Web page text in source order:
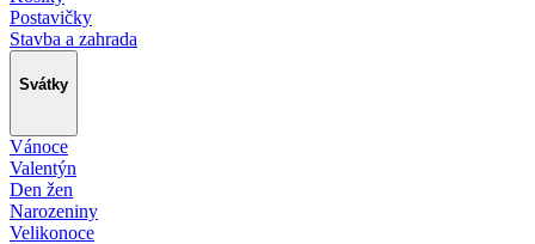
Postavičky
Stavba a zahrada
Svátky
Vánoce
Valentýn
Den žen
Narozeniny
Velikonoce